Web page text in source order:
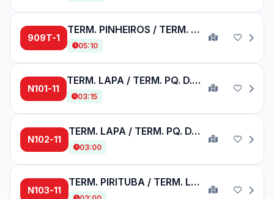
909T-1
TERM. PINHEIROS / TERM. PQ. D. PEDRO II
05:10
N101-11
TERM. LAPA / TERM. PQ. D. PEDRO II
03:15
N102-11
TERM. LAPA / TERM. PQ. D. PEDRO II
03:00
N103-11
TERM. PIRITUBA / TERM. LAPA